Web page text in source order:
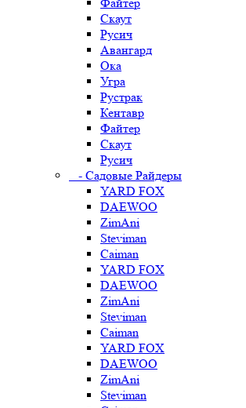
Скаут
Русич
Авангард
Ока
Угра
Рустрак
Кентавр
Файтер
Скаут
Русич
- Садовые Райдеры
YARD FOX
DAEWOO
ZimAni
Steviman
Caiman
YARD FOX
DAEWOO
ZimAni
Steviman
Caiman
YARD FOX
DAEWOO
ZimAni
Steviman